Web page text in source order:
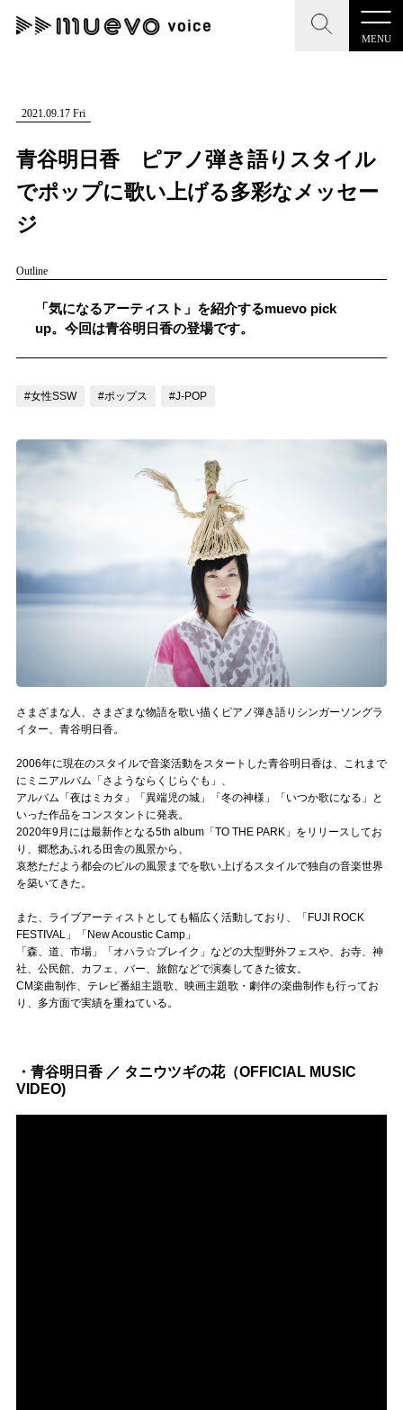
MENU
CLOSE
記事を検索する
#男性シンガー #HR/HM #女性シンガー
CLOSE
"読者の声を形にする”音楽特化メディア
記事一覧
プレスリリース一覧
お問い合わせ
ログイン
muevoクラウドファンディング
ぶいコミュ！by muevo
ぶいマガ！ by muevo
Follow us
Official SNS
2021.09.17 Fri
青谷明日香 ピアノ弾き語りスタイル
でポップに歌い上げる多彩なメッセー
ジ
Outline
「気になるアーティスト」を紹介するmuevo pick
up。今回は青谷明日香の登場です。
#女性SSW #ポップス #J-POP
さまざまな人、さまざまな物語を歌い描くピアノ弾き語りシンガーソングラ
イター、青谷明日香。
2006年に現在のスタイルで音楽活動をスタートした青谷明日香は、これまで
にミニアルバム「さようならくじらぐも」、
アルバム「夜はミカタ」「異端児の城」「冬の神様」「いつか歌になる」と
いった作品をコンスタントに発表。
2020年9月には最新作となる5th album「TO THE PARK」をリリースしてお
り、郷愁あふれる田舎の風景から、
哀愁ただよう都会のビルの風景までを歌い上げるスタイルで独自の音楽世界
を築いてきた。
また、ライブアーティストとしても幅広く活動しており、「FUJI ROCK
FESTIVAL」「New Acoustic Camp」
「森、道、市場」「オハラ☆ブレイク」などの大型野外フェスや、お寺、神
社、公民館、カフェ、バー、旅館などで演奏してきた彼女。
CM楽曲制作、テレビ番組主題歌、映画主題歌・劇伴の楽曲制作も行ってお
り、多方面で実績を重ねている。
・青谷明日香 ／ タニウツギの花（OFFICIAL MUSIC
VIDEO)